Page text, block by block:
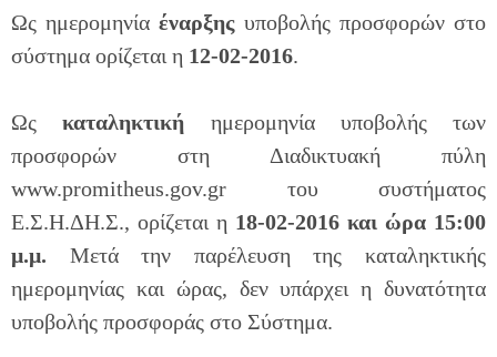
Ως ημερομηνίαέναρξηςυποβολής προσφορών στο
σύστημα ορίζεται η 12-02-2016.
Ωςκαταληκτική ημερομηνία υποβολής των
προσφορών στη Διαδικτυακή πύλη
www.promitheus.gov.gr του συστήματος
Ε.Σ.Η.ΔΗ.Σ., ορίζεται η 18-02-2016 και ώρα 15:00
μ.μ. Μετά την παρέλευση της καταληκτικής
ημερομηνίας και ώρας, δεν υπάρχει η δυνατότητα
υποβολής προσφοράς στο Σύστημα.